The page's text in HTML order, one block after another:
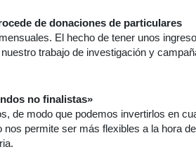
de donaciones de particulares
El hecho de tener unos
trabajo de investigación y
no finalistas»
de modo que podemos invertirlos en
permite ser más flexibles a la hora